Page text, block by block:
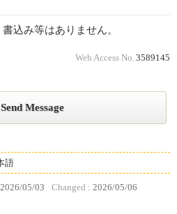
込み等はありません。
Web Access No. 3589145
Send Message
語
2026/05/03 Changed : 2026/05/06